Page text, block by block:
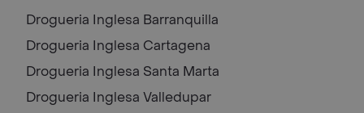
Drogueria Inglesa Barranquilla
Drogueria Inglesa Cartagena
Drogueria Inglesa Santa Marta
Drogueria Inglesa Valledupar